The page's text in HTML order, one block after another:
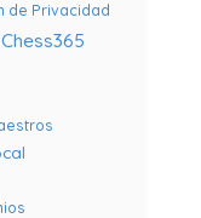
de Privacidad